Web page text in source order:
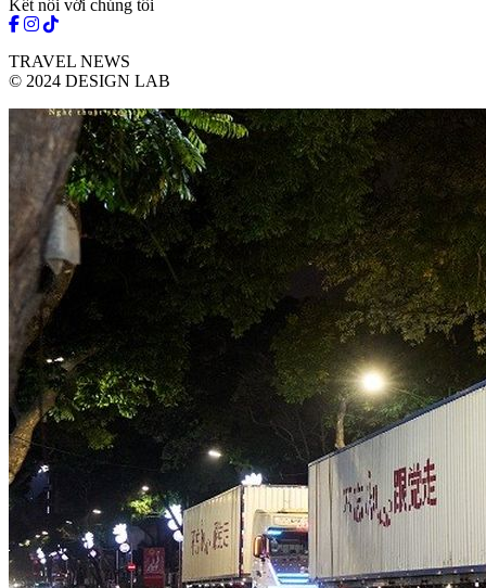
Kết nối với chúng tôi
TRAVEL NEWS
© 2024 DESIGN LAB